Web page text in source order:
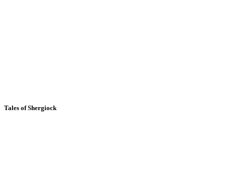
Tales of Shergiock